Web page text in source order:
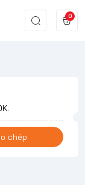
0
chép